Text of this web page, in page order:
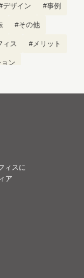
デザイン #事例
#その他
ィス #メリット
ン
ィスに
ア